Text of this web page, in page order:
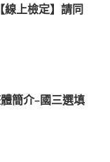
線上檢定】請同
簡介–國三選填